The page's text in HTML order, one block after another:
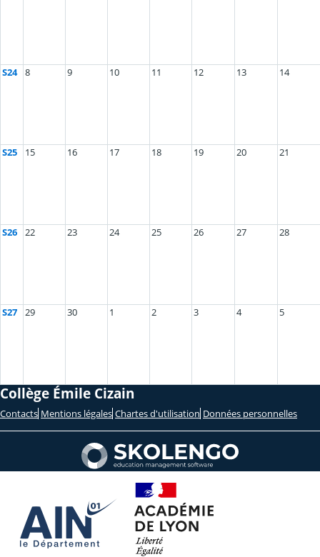
S24 8 9 10 11 12 13 14
S25 15 16 17 18 19 20 21
S26 22 23 24 25 26 27 28
S27 29 30 1 2 3 4 5
Collège Émile Cizain
Contacts Mentions légales Chartes d'utilisation Données personnelles